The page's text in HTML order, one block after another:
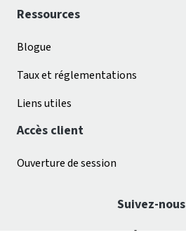
Ressources
Blogue
Taux et réglementations
Liens utiles
Accès client
Ouverture de session
Suivez-nous